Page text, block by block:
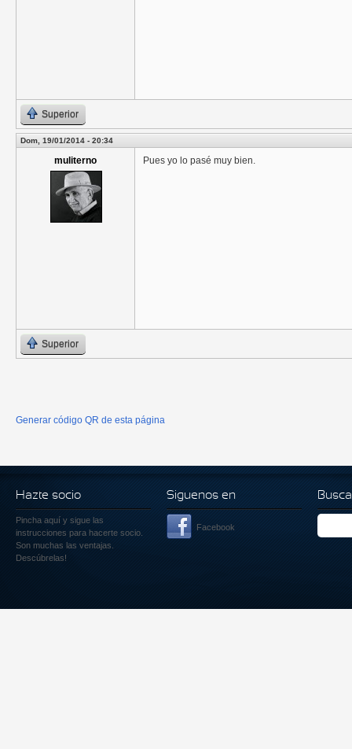
Superior
Dom, 19/01/2014 - 20:34
muliterno Pues yo lo pasé muy bien.
Superior
Generar código QR de esta página
Hazte socio
Pincha aquí y sigue las
instrucciones para hacerte socio.
Son muchas las ventajas.
Descúbrelas!
Siguenos en
Facebook